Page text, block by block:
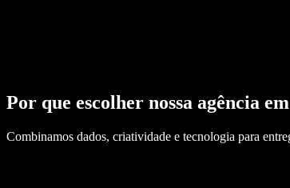
Por que escolher nossa agência em
Combinamos dados, criatividade e tecnologia para